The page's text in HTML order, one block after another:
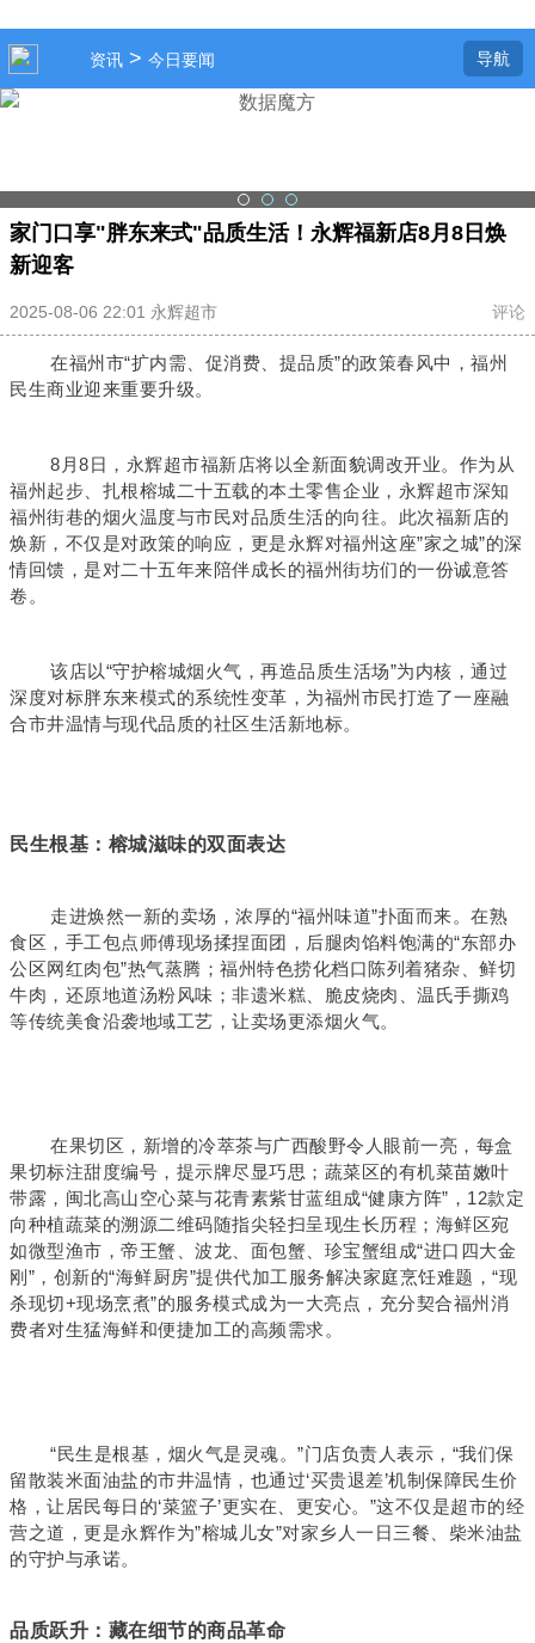
资讯 > 今日要闻 导航
家门口享"胖东来式"品质生活！永辉福新店8月8日焕
新迎客
2025-08-06 22:01 永辉超市 评论
在福州市“扩内需、促消费、提品质”的政策春风中，福州
民生商业迎来重要升级。
8月8日，永辉超市福新店将以全新面貌调改开业。作为从
福州起步、扎根榕城二十五载的本土零售企业，永辉超市深知
福州街巷的烟火温度与市民对品质生活的向往。此次福新店的
焕新，不仅是对政策的响应，更是永辉对福州这座”家之城”的深
情回馈，是对二十五年来陪伴成长的福州街坊们的一份诚意答
卷。
该店以“守护榕城烟火气，再造品质生活场”为内核，通过
深度对标胖东来模式的系统性变革，为福州市民打造了一座融
合市井温情与现代品质的社区生活新地标。
民生根基：榕城滋味的双面表达
走进焕然一新的卖场，浓厚的“福州味道”扑面而来。在熟
食区，手工包点师傅现场揉捏面团，后腿肉馅料饱满的“东部办
公区网红肉包”热气蒸腾；福州特色捞化档口陈列着猪杂、鲜切
牛肉，还原地道汤粉风味；非遗米糕、脆皮烧肉、温氏手撕鸡
等传统美食沿袭地域工艺，让卖场更添烟火气。
在果切区，新增的冷萃茶与广西酸野令人眼前一亮，每盒
果切标注甜度编号，提示牌尽显巧思；蔬菜区的有机菜苗嫩叶
带露，闽北高山空心菜与花青素紫甘蓝组成“健康方阵”，12款定
向种植蔬菜的溯源二维码随指尖轻扫呈现生长历程；海鲜区宛
如微型渔市，帝王蟹、波龙、面包蟹、珍宝蟹组成“进口四大金
刚”，创新的“海鲜厨房”提供代加工服务解决家庭烹饪难题，“现
杀现切+现场烹煮”的服务模式成为一大亮点，充分契合福州消
费者对生猛海鲜和便捷加工的高频需求。
“民生是根基，烟火气是灵魂。”门店负责人表示，“我们保
留散装米面油盐的市井温情，也通过‘买贵退差’机制保障民生价
格，让居民每日的‘菜篮子’更实在、更安心。”这不仅是超市的经
营之道，更是永辉作为”榕城儿女”对家乡人一日三餐、柴米油盐
的守护与承诺。
品质跃升：藏在细节的商品革命